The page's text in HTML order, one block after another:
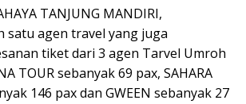
TANJUNG MANDIRI,
satu agen travel yang juga
tiket dari 3 agen Tarvel Umroh
TOUR sebanyak 69 pax, SAHARA
146 pax dan GWEEN sebanyak 27